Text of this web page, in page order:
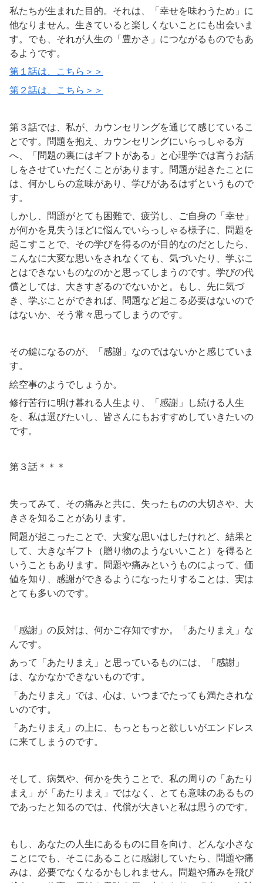
私たちが生まれた目的。それは、「幸せを味わうため」に
他なりません。生きていると楽しくないことにも出会いま
す。でも、それが人生の「豊かさ」につながるものでもあ
るようです。
第１話は、こちら＞＞
第２話は、こちら＞＞
第３話では、私が、カウンセリングを通じて感じているこ
とです。問題を抱え、カウンセリングにいらっしゃる方
へ、「問題の裏にはギフトがある」と心理学では言うお話
しをさせていただくことがあります。問題が起きたことに
は、何かしらの意味があり、学びがあるはずというもので
す。
しかし、問題がとても困難で、疲労し、ご自身の「幸せ」
が何かを見失うほどに悩んでいらっしゃる様子に、問題を
起こすことで、その学びを得るのが目的なのだとしたら、
こんなに大変な思いをされなくても、気づいたり、学ぶこ
とはできないものなのかと思ってしまうのです。学びの代
償としては、大きすぎるのでないかと。もし、先に気づ
き、学ぶことができれば、問題など起こる必要はないので
はないか、そう常々思ってしまうのです。
その鍵になるのが、「感謝」なのではないかと感じていま
す。
絵空事のようでしょうか。
修行苦行に明け暮れる人生より、「感謝」し続ける人生
を、私は選びたいし、皆さんにもおすすめしていきたいの
です。
第３話＊＊＊
失ってみて、その痛みと共に、失ったものの大切さや、大
きさを知ることがあります。
問題が起こったことで、大変な思いはしたけれど、結果と
して、大きなギフト（贈り物のようないいこと）を得ると
いうこともあります。問題や痛みというものによって、価
値を知り、感謝ができるようになったりすることは、実は
とても多いのです。
「感謝」の反対は、何かご存知ですか。「あたりまえ」な
んです。
あって「あたりまえ」と思っているものには、「感謝」
は、なかなかできないものです。
「あたりまえ」では、心は、いつまでたっても満たされな
いのです。
「あたりまえ」の上に、もっともっと欲しいがエンドレス
に来てしまうのです。
そして、病気や、何かを失うことで、私の周りの「あたり
まえ」が「あたりまえ」ではなく、とても意味のあるもの
であったと知るのでは、代償が大きいと私は思うのです。
もし、あなたの人生にあるものに目を向け、どんな小さな
ことにでも、そこにあることに感謝していたら、問題や痛
みは、必要でなくなるかもしれません。問題や痛みを飛び